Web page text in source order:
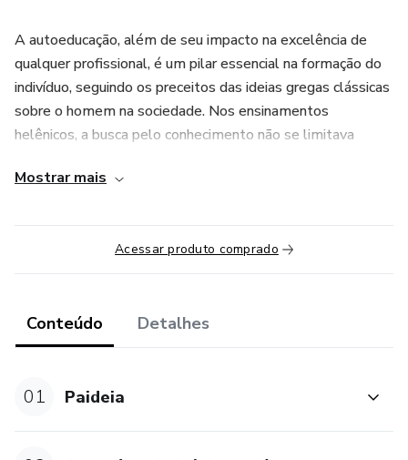
A autoeducação, além de seu impacto na excelência de
qualquer profissional, é um pilar essencial na formação do
indivíduo, seguindo os preceitos das ideias gregas clássicas
sobre o homem na sociedade. Nos ensinamentos
helênicos, a busca pelo conhecimento não se limitava
visava à formação integral do ser humano.
A “Paideia”, conceito grego que englobava a educação
completa, destacava a importância do cultivo da mente, do
corpo e do caráter moral. Sob essa perspectiva, a
profissionais, oferecendo um caminho para a compreensão
do mundo, o aprimoramento pessoal, a reflexão ética e a
engajada.
Mostrar mais
Acessar produto comprado
Conteúdo Detalhes
01 Paideia